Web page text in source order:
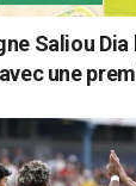
Saliou
une